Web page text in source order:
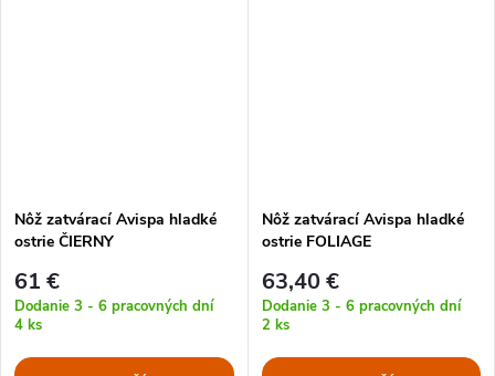
Nôž zatvárací Avispa hladké
ostrie ČIERNY
61 €
Dodanie 3 - 6 pracovných dní
4 ks
Nôž zatvárací Avispa hladké
ostrie FOLIAGE
63,40 €
Dodanie 3 - 6 pracovných dní
2 ks